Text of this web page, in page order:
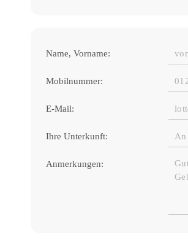
Name, Vorname:
Mobilnummer:
E-Mail:
Ihre Unterkunft:
Anmerkungen: